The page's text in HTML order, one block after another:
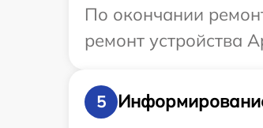
По окончании
ремонт устройства
5